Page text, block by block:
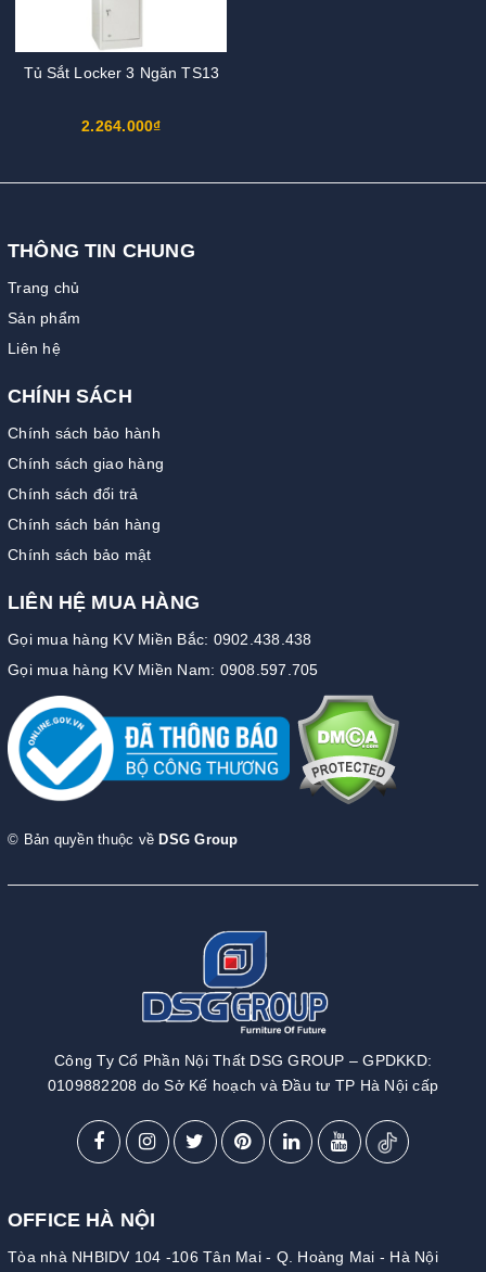
Tủ Sắt Locker 3 Ngăn TS13
2.264.000₫
THÔNG TIN CHUNG
Trang chủ
Sản phẩm
Liên hệ
CHÍNH SÁCH
Chính sách bảo hành
Chính sách giao hàng
Chính sách đổi trả
Chính sách bán hàng
Chính sách bảo mật
LIÊN HỆ MUA HÀNG
Gọi mua hàng KV Miền Bắc: 0902.438.438
Gọi mua hàng KV Miền Nam: 0908.597.705
© Bản quyền thuộc về DSG Group
Công Ty Cổ Phần Nội Thất DSG GROUP – GPDKKD:
0109882208 do Sở Kế hoạch và Đầu tư TP Hà Nội cấp
OFFICE HÀ NỘI
Tòa nhà NHBIDV 104 -106 Tân Mai - Q. Hoàng Mai - Hà Nội